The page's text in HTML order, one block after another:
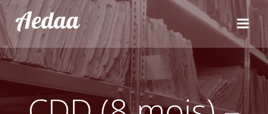
Aller
au
contenu
Aedaa